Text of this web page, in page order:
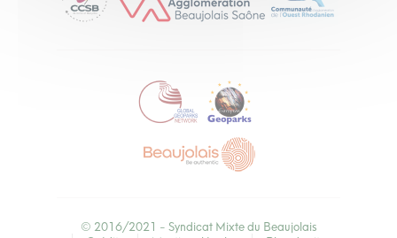
© 2016/2021 - Syndicat Mixte du Beaujolais